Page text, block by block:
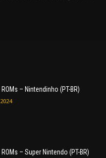
– Nintendinho (PT-BR)
– Super Nintendo (PT-BR)